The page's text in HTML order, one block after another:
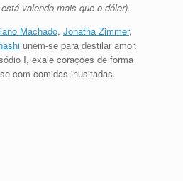
valendo mais que o dólar).
Machado, Jonatha Zimmer,
unem-se para destilar amor.
I, exale corações de forma
com comidas inusitadas.